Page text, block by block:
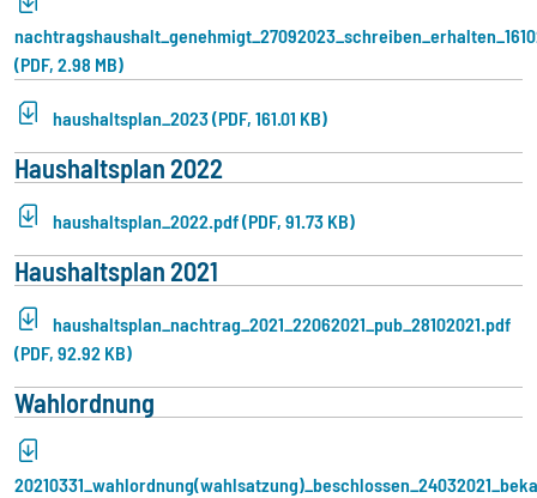
(PDF, 2.98 MB)
haushaltsplan_2023 (PDF, 161.01 KB)
Haushaltsplan 2022
haushaltsplan_2022.pdf (PDF, 91.73 KB)
Haushaltsplan 2021
haushaltsplan_nachtrag_2021_22062021_pub_28102021.pdf
(PDF, 92.92 KB)
Wahlordnung